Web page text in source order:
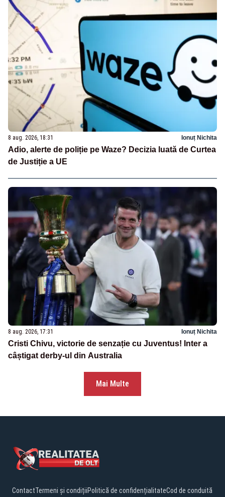
8 aug. 2026, 18:31 Ionuț Nichita
Adio, alerte de poliție pe Waze? Decizia luată de Curtea
de Justiție a UE
8 aug. 2026, 17:31 Ionuț Nichita
Cristi Chivu, victorie de senzație cu Juventus! Inter a
câștigat derby-ul din Australia
Mai Multe
ContactTermeni și condițiiPolitică de confidențialitateCod de conduită